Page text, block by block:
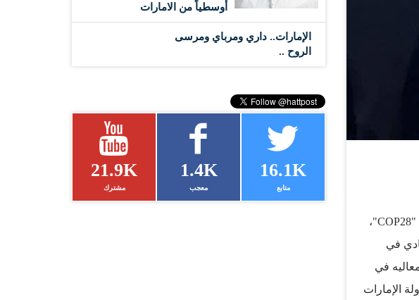
أكد معالي الدكتور سلطان أحمد الجابر، وزير الصناعة والتكنولوجيا المتقدمة، رئيس مؤتمر الأطراف "COP28"،
في
في
الإمارات
أوسطياً من الامارات
الإمارات.. داري ومرباي ومرسى
الروح ..
21.9K
مشترك
1.4K
معجب
16.1K
متابع